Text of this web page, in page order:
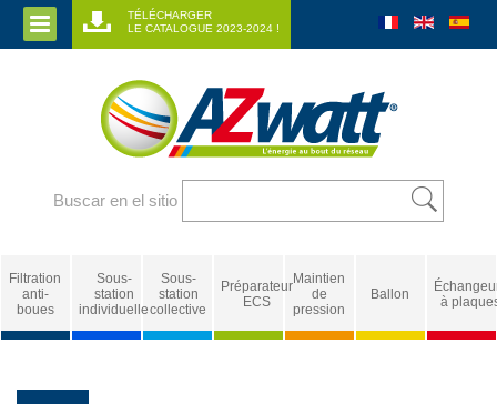
TÉLÉCHARGER
LE CATALOGUE 2023-2024 !
Buscar en el sitio
Filtration
anti-
boues
Sous-
station
individuelle
Sous-
station
collective
Préparateur
ECS
Maintien
de
pression
Ballon
à